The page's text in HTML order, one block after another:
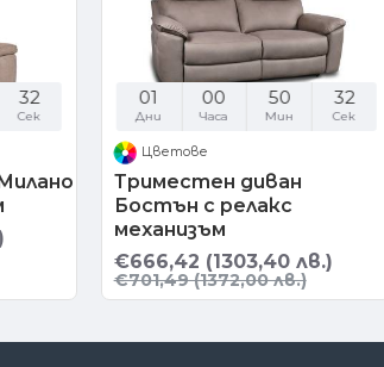
31
Сек
01
Дни
00
Часа
50
Мин
31
Сек
Цветове
Триместен диван
Бостън с релакс
механизъм
€666,42 (1303,40 лв.)
€701,49 (1372,00 лв.)